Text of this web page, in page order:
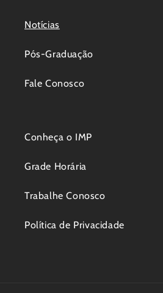
Notícias
Pós-Graduação
Fale Conosco
Conheça o IMP
Grade Horária
Trabalhe Conosco
Política de Privacidade